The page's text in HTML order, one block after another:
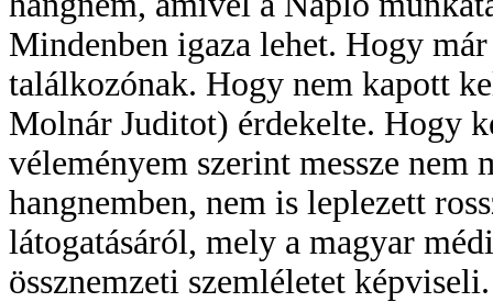
Mindenben igaza lehet. Hogy
találkozónak. Hogy nem kapott
Molnár Juditot) érdekelte. Hogy
véleményem szerint messze
hangnemben, nem is leplezett
látogatásáról, mely a magyar
össznemzeti szemléletet képviseli.